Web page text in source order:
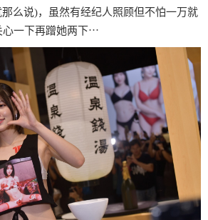
么说)，虽然有经纪人照顾但不怕一万就
心一下再蹭她两下⋯